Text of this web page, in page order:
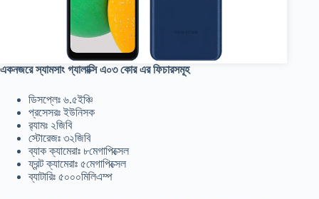
একনজরে স্যামসাং গ্যালাক্সি এ০৩ কোর এর ফিচারসমূহ
ডিসপ্লেঃ ৬.৫ইঞ্চি
প্রসেসরঃ ইউনিসক
র‍্যামঃ ২জিবি
স্টোরেজঃ ৩২জিবি
ব্যাক ক্যামেরাঃ ৮মেগাপিক্সেল
ফ্রন্ট ক্যামেরাঃ ৫মেগাপিক্সেল
ব্যাটারিঃ ৫০০০মিলিএম্প